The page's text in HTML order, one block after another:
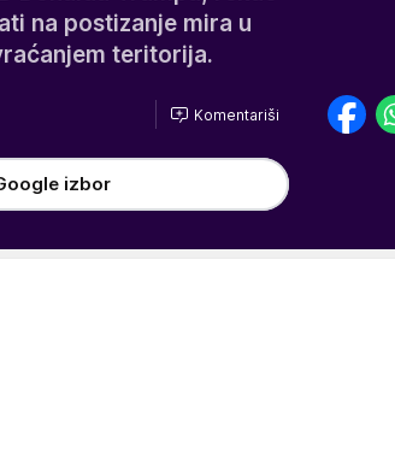
na postizanje mira u
teritorija.
Komentariši
izbor